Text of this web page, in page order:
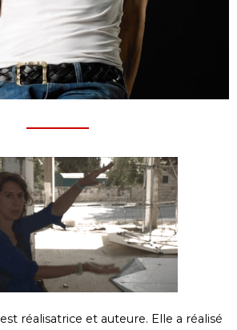
est réalisatrice et auteure. Elle a réalisé